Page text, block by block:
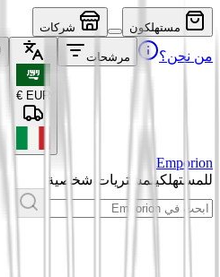
مستهلكون شركات
من نحن؟ مرشحات
EUR
€
Emporion
للمستهلكينمشتريات شخصية